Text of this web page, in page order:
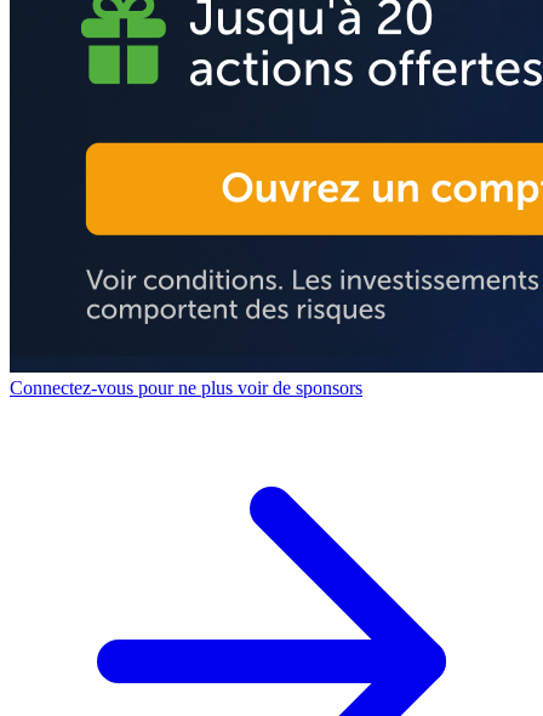
Connectez-vous pour ne plus voir de sponsors